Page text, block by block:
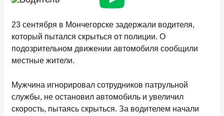
23 сентября в Мончегорске задержали водителя,
который пытался скрыться от полиции. О
подозрительном движении автомобиля сообщили
местные жители.
Мужчина игнорировал сотрудников патрульной
службы, не остановил автомобиль и увеличил
скорость, пытаясь скрыться. За водителем начали